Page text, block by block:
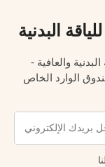
البدنية
والعافية -
الوارد الخاص